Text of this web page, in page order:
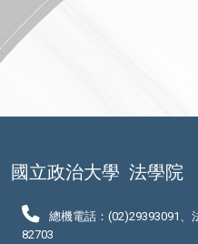
國立政治大學 法學院
總機電話：(02)29393091、
82703